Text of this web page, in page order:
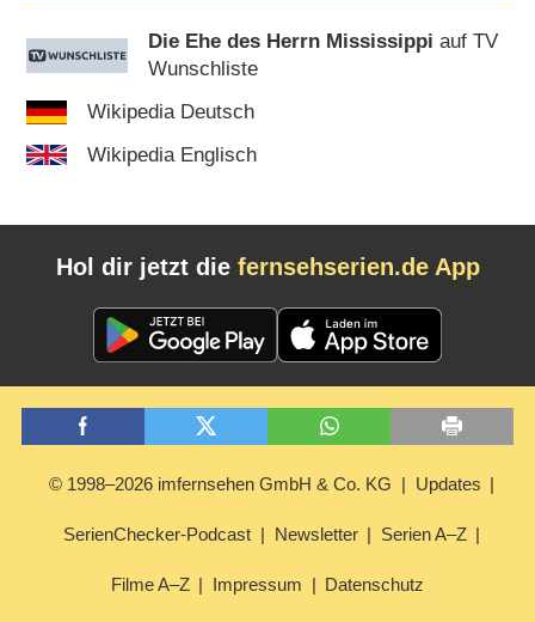
Die Ehe des Herrn Mississippi auf TV
Wunschliste
Wikipedia Deutsch
Wikipedia Englisch
Hol dir jetzt die fernsehserien.de App
© 1998–2026 imfernsehen GmbH & Co. KG Updates
SerienChecker-Podcast Newsletter Serien A–Z
Filme A–Z Impressum Datenschutz